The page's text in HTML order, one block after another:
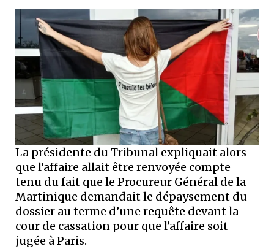
La présidente du Tribunal expliquait alors
que l’affaire allait être renvoyée compte
tenu du fait que le Procureur Général de la
Martinique demandait le dépaysement du
dossier au terme d’une requête devant la
cour de cassation pour que l’affaire soit
jugée à Paris.